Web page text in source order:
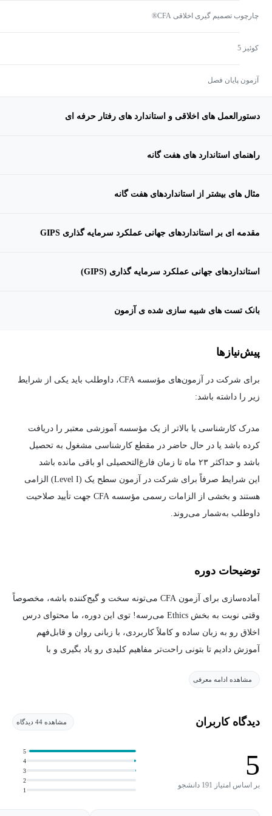
چارچوب تصمیم گیری اخلاقی CFA®
کوئیز 5
آزمون پایان فصل
دستورالعمل های اخلاقی و استاندارد های رفتار حرفه ای
راهنمای استاندارد های هفت گانه
مثال های بیشتر از استانداردهای هفت گانه
مقدمه ای بر استانداردهای جهانی عملکرد سرمایه گذاری GIPS
استانداردهای جهانی عملکرد سرمایه گذاری (GIPS)
بانک تست های شبیه سازی شده ی آزمون
پیش‌نیاز‌ها
برای شرکت در آزمون‌های مؤسسه CFA، داوطلب باید یکی از شرایط
زیر را داشته باشد:
مدرک کارشناسی یا بالاتر از یک مؤسسه آموزشی معتبر را دریافت
کرده باشد یا در حال حاضر در مقطع کارشناسی مشغول به تحصیل
باشد و حداکثر ۲۳ ماه تا زمان فارغ‌التحصیلی او باقی مانده باشد
این شرایط صرفاً برای شرکت در آزمون سطح یک (Level I) الزامی
هستند و بخشی از الزامات رسمی مؤسسه CFA جهت تأیید صلاحیت
داوطلب به‌شمار می‌روند.
توضیحات دوره
آماده‌سازی برای آزمون CFA می‌تونه سخت و گیج‌کننده باشه، مخصوصاً
وقتی نوبت به بخش Ethics می‌رسه! توی این دوره، ما محتوای درس
اخلاق رو به زبان ساده و کاملاً کاربردی، با زبانی روان و قابل‌فهم
آموزش دادیم تا بتونی راحت‌تر مفاهیم کلیدی رو یاد بگیری و با
بیشتر رو پوشش می‌ده. همه‌ی مطالب طبق آخرین محتوای رسمی
مؤسسه CFA تدریس شدن و مناسب کسانیه که می‌خوان هم یاد بگیرن،
هم نمره بالا بگیرن. همچنین، علاوه بر مثال‌های متعدد حل‌شده در
ویدیوها، بیش از ۳۴۰ تست شبیه‌سازی‌شده در قالب کوئیز، آزمون‌های
پایان فصل و بانک تست در این مجموعه وجود داره تا بتونی به بهترین
مشاهده ادامه معرفی
دیدگاه کاربران مشاهده 44 دیدگاه
5
بر اساس امتیاز 191 دانشجو
1
2
3
4
5